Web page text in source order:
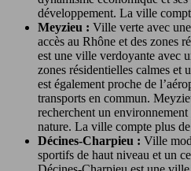
développement. La ville
Meyzieu : Ville verte avec
accès au Rhône et des zones
est une ville verdoyante avec
zones résidentielles calmes et
est également proche de
transports en commun.
recherchent un
nature. La ville compte plus
Décines-Charpieu : Ville
sportifs de haut niveau et un